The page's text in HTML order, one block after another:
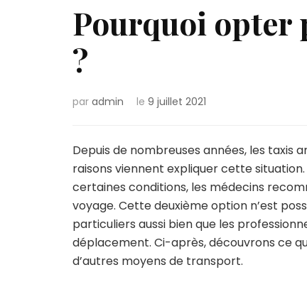
Pourquoi opter
?
par admin le 9 juillet 2021
Depuis de nombreuses années, les taxis
raisons viennent expliquer cette
certaines conditions, les médecins
voyage. Cette deuxième option n’est
particuliers aussi bien que les
déplacement. Ci-après, découvrons ce
d’autres moyens de transport.